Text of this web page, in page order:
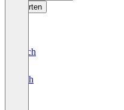
Bewerten
Deutsch
English